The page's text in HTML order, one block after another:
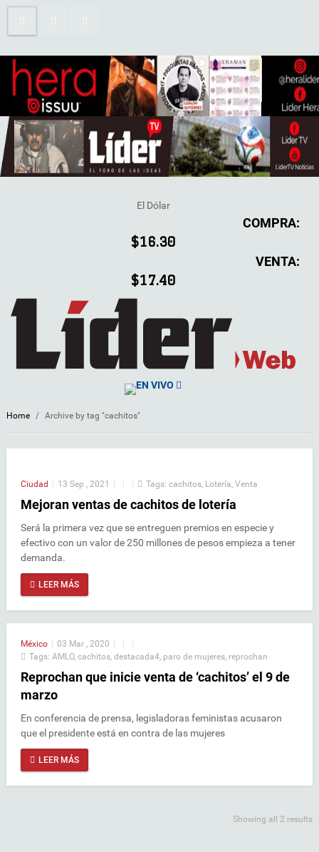
El Dólar
COMPRA:
$16.30
VENTA:
$17.40
EN VIVO
Home / Archive by tag "cachitos"
Ciudad 13 Sep , 2021 Tags: cachitos, Lotería, Venta
Mejoran ventas de cachitos de lotería
Será la primera vez que se entreguen premios en especie y
efectivo con un valor de 250 millones de pesos empieza a tener
demanda.
LEER MÁS
México 03 Mar , 2020
Tags: AMLO, cachitos, destacada4, paro de mujeres, reprochan
Reprochan que inicie venta de ‘cachitos’ el 9 de
marzo
En conferencia de prensa, legisladoras feministas acusaron
que el presidente está en contra de las mujeres
LEER MÁS
Showing all 2 results